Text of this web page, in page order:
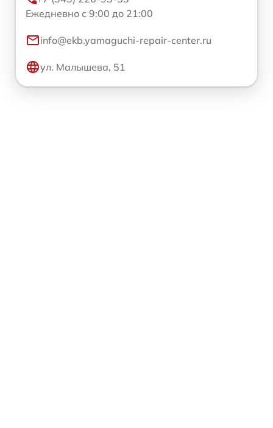
Ежедневно с 9:00 до 21:00
info@ekb.yamaguchi-repair-center.ru
ул. Малышева, 51